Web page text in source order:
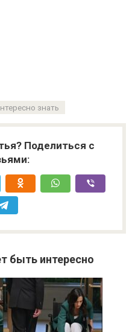
знать
Поделиться с
быть интересно